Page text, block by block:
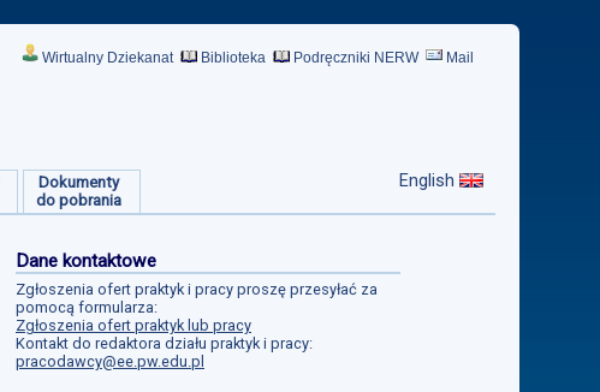
Wirtualny Dziekanat Biblioteka Podręczniki NERW Mail
Dokumenty
do pobrania
English
Dane kontaktowe
Zgłoszenia ofert praktyk i pracy proszę przesyłać za
pomocą formularza:
Zgłoszenia ofert praktyk lub pracy
Kontakt do redaktora działu praktyk i pracy:
pracodawcy@ee.pw.edu.pl